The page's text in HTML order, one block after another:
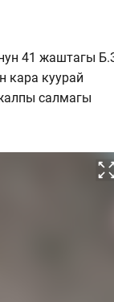
41 жаштагы
кара куурай
салмагы